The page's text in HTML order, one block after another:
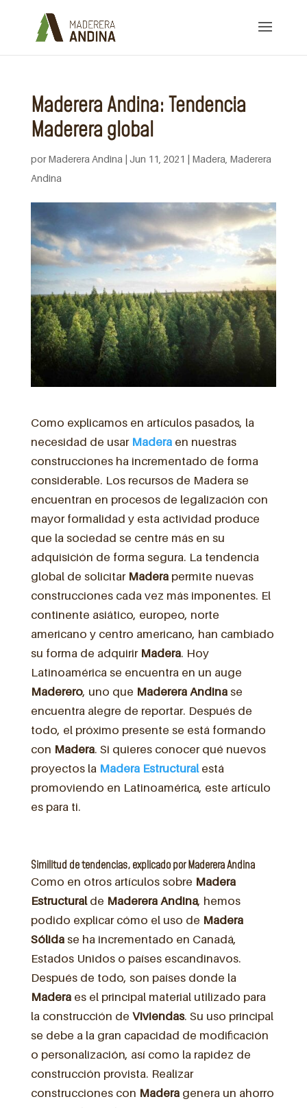
Maderera Andina: Tendencia
Maderera global
porMaderera Andina | Jun 11, 2021 | Madera Maderera
Andina
Como explicamos en artículos pasados, la
necesidad de usar Maderaen nuestras
construcciones ha incrementado de forma
considerable. Los recursos de Madera se
encuentran en procesos de legalización con
mayor formalidad y esta actividad produce
que la sociedad se centre más en su
adquisición de forma segura. La tendencia
global de solicitar Maderapermite nuevas
construcciones cada vez más imponentes. El
continente asiático, europeo, norte
americano y centro americano, han cambiado
su forma de adquirir Madera. Hoy
Latinoamérica se encuentra en un auge
Maderero, uno que Maderera Andinase
encuentra alegre de reportar. Después de
todo, el próximo presente se está formando
con Madera. Si quieres conocer qué nuevos
proyectos la Madera Estructuralestá
promoviendo en Latinoamérica, este artículo
es para ti.
Similitud de tendencias, explicado por Maderera Andina
Como en otros artículos sobre Madera
Estructuralde Maderera Andina, hemos
podido explicar cómo el uso de Madera
Sólidase ha incrementado en Canadá,
Estados Unidos o países escandinavos.
Después de todo, son países donde la
Maderaes el principal material utilizado para
la construcción de Viviendas. Su uso principal
se debe a la gran capacidad de modificación
o personalización, así como la rapidez de
construcción provista. Realizar
construcciones con Maderagenera un ahorro